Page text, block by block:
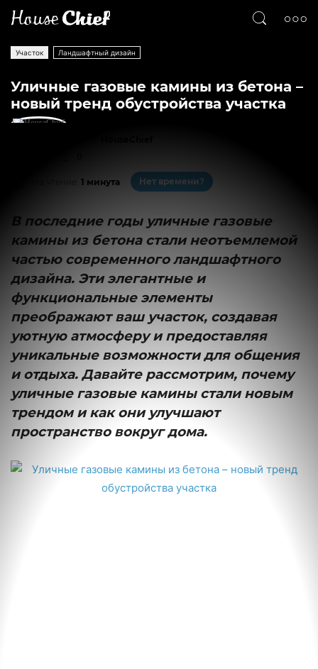
Участок Ландшафтный дизайн
Уличные газовые камины из бетона –
новый тренд обустройства участка
1 минута Нет времени?
В последние годы уличные газовые
камины из бетона стали неотъемлемой
частью современного ландшафтного
дизайна. Эти элегантные и
функциональные элементы
преображают ваш участок, создавая
уютную атмосферу и предоставляя
уникальные возможности для общения
и отдыха. Давайте рассмотрим, почему
уличные газовые камины стали новым
трендом и как они улучшают
пространство вокруг дома.